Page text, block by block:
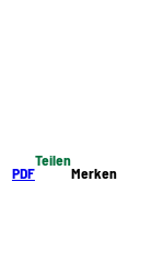
PDF
Teilen
Merken